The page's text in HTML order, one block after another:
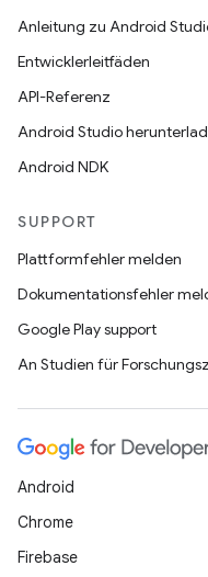
Anleitung zu Android
Entwicklerleitfäden
API-Referenz
Android Studio
Android NDK
SUPPORT
Plattformfehler melden
Dokumentationsfehler
Google Play support
An Studien für
Android
Chrome
Firebase